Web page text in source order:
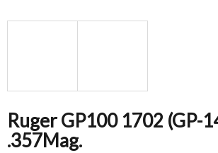
Ruger GP100 1702 (GP-
.357Mag.